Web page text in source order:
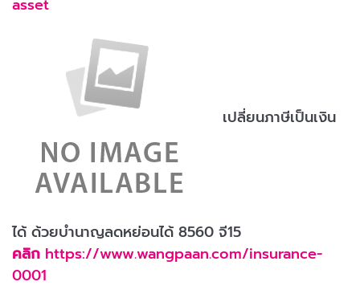
เปลี่ยนภาษีเป็นเงิน
ได้ ด้วยบำนาญลดหย่อนได้ 8560 จี15
คลิก https://www.wangpaan.com/insurance-
0001